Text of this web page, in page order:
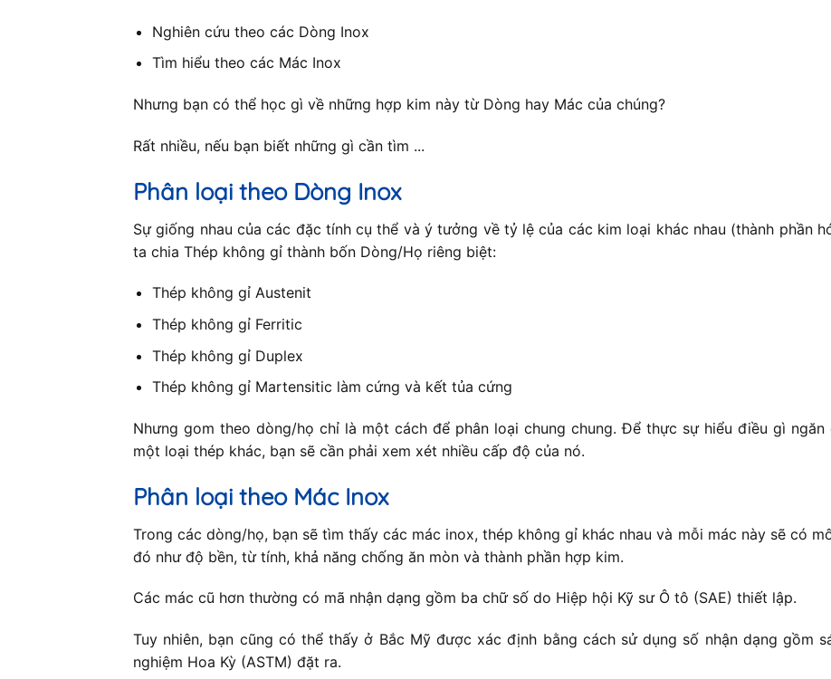
Nghiên cứu theo các Dòng Inox
Tìm hiểu theo các Mác Inox
Nhưng bạn có thể học gì về những hợp kim này từ Dòng hay Mác của chúng?
Rất nhiều, nếu bạn biết những gì cần tìm ...
Phân loại theo Dòng Inox
Sự giống nhau của các đặc tính cụ thể và ý tưởng về tỷ lệ của các kim loại khác nhau (thành phần
ta chia Thép không gỉ thành bốn Dòng/Họ riêng biệt:
Thép không gỉ Austenit
Thép không gỉ Ferritic
Thép không gỉ Duplex
Thép không gỉ Martensitic làm cứng và kết tủa cứng
Nhưng gom theo dòng/họ chỉ là một cách để phân loại chung chung. Để thực sự hiểu điều gì
một loại thép khác, bạn sẽ cần phải xem xét nhiều cấp độ của nó.
Phân loại theo Mác Inox
Trong các dòng/họ, bạn sẽ tìm thấy các mác inox, thép không gỉ khác nhau và mỗi mác này sẽ có
đó như độ bền, từ tính, khả năng chống ăn mòn và thành phần hợp kim.
Các mác cũ hơn thường có mã nhận dạng gồm ba chữ số do Hiệp hội Kỹ sư Ô tô (SAE) thiết lập.
Tuy nhiên, bạn cũng có thể thấy ở Bắc Mỹ được xác định bằng cách sử dụng số nhận dạng gồm
nghiệm Hoa Kỳ (ASTM) đặt ra.